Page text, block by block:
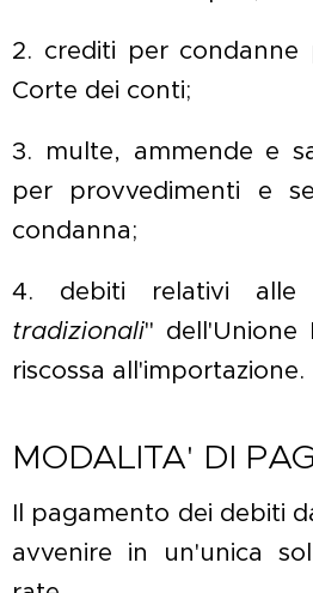
2. crediti per condanne
Corte dei conti;
3. multe, ammende e
per provvedimenti e
condanna;
4. debiti relativi
tradizionali" dell'Unione
riscossa all'importazione.
MODALITA' DI
Il pagamento dei debiti
avvenire in un'unica